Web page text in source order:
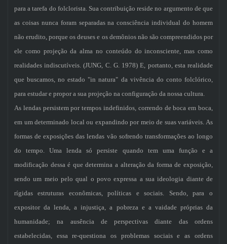
para a tarefa do folclorista. Sua contribuição reside no argumento de que
as coisas nunca foram separadas na consciência individual do homem
não erudito, porque os deuses e os demônios não são compreendidos por
ele como projeção da alma no conteúdo do inconsciente, mas como
realidades indiscutíveis. (JUNG, C. G. 1978) E, portanto, esta realidade
que buscamos, no estado "in natura" da vivência do conto folclórico,
para estudar e propor a sua projeção na configuração da nossa cultura.
As lendas persistem por tempos indefinidos, correndo de boca em boca,
em um determinado local ou expandindo por meio de suas variáveis. As
formas de exposições das lendas vão sofrendo transformações ao longo
do tempo. Uma lenda só persiste quando tem uma função e a
modificação dessa é que determina a alteração da forma de exposição,
sendo um meio pelo qual o povo expressa a sua ideologia diante de
rígidas estruturas econômicas, políticas e sociais. Sendo, para o
expositor da lenda, a injustiça, a pobreza e a vaidade próprias da
humanidade; na ausência de perspectivas diante das ordens
estabelecidas, essa re-questiona os problemas sociais e as ordens